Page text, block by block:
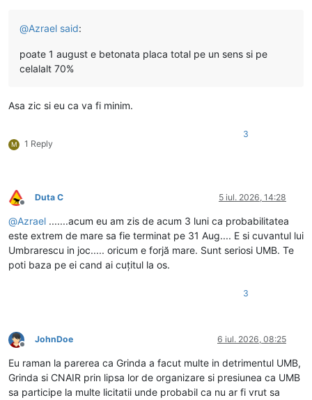
@Azrael said:
poate 1 august e betonata placa total pe un sens si pe
celalalt 70%
Asa zic si eu ca va fi minim.
M 1 Reply
3
Deconectat
Duta C 5 iul. 2026, 14:28
@Azrael .......acum eu am zis de acum 3 luni ca probabilitatea
este extrem de mare sa fie terminat pe 31 Aug.... E si cuvantul lui
Umbrarescu in joc..... oricum e forjă mare. Sunt seriosi UMB. Te
poti baza pe ei cand ai cuțitul la os.
3
Deconectat
JohnDoe 6 iul. 2026, 08:25
Eu raman la parerea ca Grinda a facut multe in detrimentul UMB,
Grinda si CNAIR prin lipsa lor de organizare si presiunea ca UMB
sa participe la multe licitatii unde probabil ca nu ar fi vrut sa